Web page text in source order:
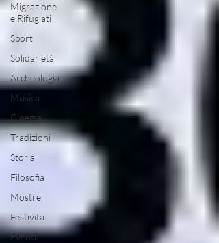
Migrazione
e Rifugiati
Sport
Solidarietà
Archeologia
Musica
Cinema
Tradizioni
Storia
Filosofia
Mostre
Festività
Eventi